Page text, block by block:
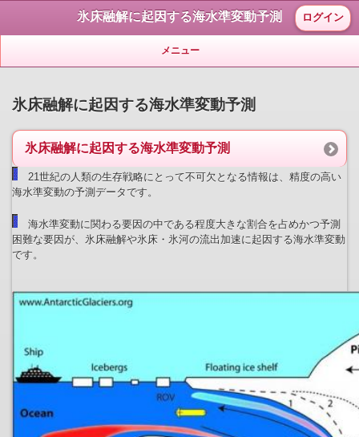
氷床融解に起因する海水準変動予測 ログイン
メニュー
氷床融解に起因する海水準変動予測
氷床融解に起因する海水準変動予測
21世紀の人類の生存戦略にとって不可欠となる情報は、精度の高い
海水準変動の予測データです。
海水準変動に関わる要因の中である程度大きな割合を占めかつ予測
困難な要因が、氷床融解や氷床・氷河の流出加速に起因する海水準変動
です。